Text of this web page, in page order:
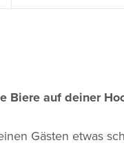
Biere auf deiner
Gästen etwas